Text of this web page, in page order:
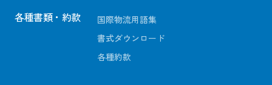
各種書類・約款
国際物流用語集
書式ダウンロード
各種約款